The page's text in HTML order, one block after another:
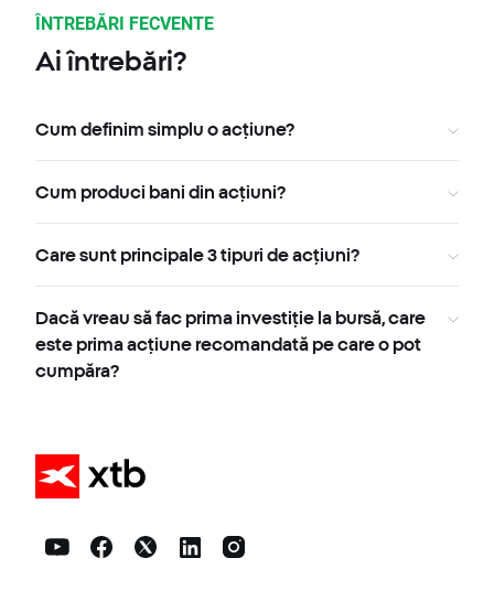
ÎNTREBĂRI FECVENTE
Ai întrebări?
Cum definim simplu o acțiune?
Cum produci bani din acțiuni?
Care sunt principale 3 tipuri de acțiuni?
Dacă vreau să fac prima investiție la bursă, care
este prima acțiune recomandată pe care o pot
cumpăra?